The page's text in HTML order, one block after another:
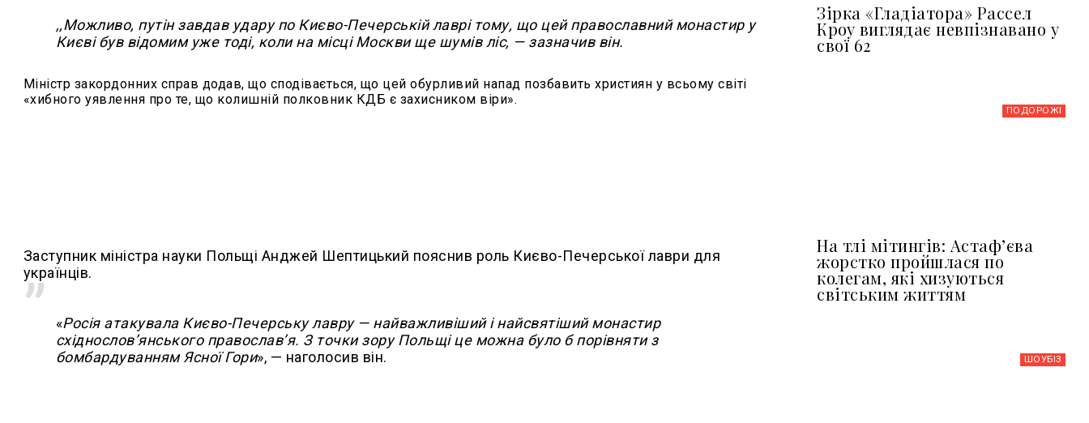
,,Можливо, путін завдав удару по Києво-Печерській лаврі тому, що цей православний монастир у
Києві був відомим уже тоді, коли на місці Москви ще шумів ліс, — зазначив він.
Міністр закордонних справ додав, що сподівається, що цей обурливий напад позбавить християн у всьому світі
«хибного уявлення про те, що колишній полковник КДБ є захисником віри».
Заступник міністра науки Польщі Анджей Шептицький пояснив роль Києво-Печерської лаври для
українців.
«Росія атакувала Києво-Печерську лавру — найважливіший і найсвятіший монастир
східнослов’янського православ’я. З точки зору Польщі це можна було б порівняти з
бомбардуванням Ясної Гори», — наголосив він.
Зірка «Гладіатора» Рассел
Кроу виглядає невпізнавано у
свої 62
ПОДОРОЖІ
На тлі мітингів: Астафʼєва
жорстко пройшлася по
колегам, які хизуються
світським життям
ШОУБIЗ